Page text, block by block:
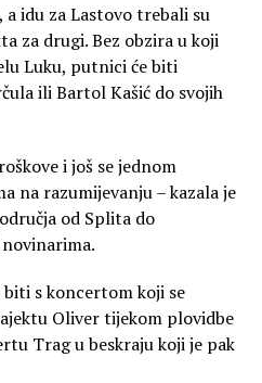
idu za Lastovo trebali su
za drugi. Bez obzira u koji
Luku, putnici će biti
ili Bartol Kašić do svojih
i još se jednom
na razumijevanju – kazala je
od Splita do
novinarima.
s koncertom koji se
Oliver tijekom plovidbe
Trag u beskraju koji je pak